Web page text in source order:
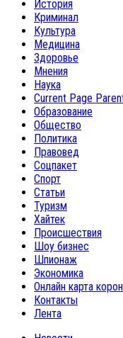
История
Криминал
Культура
Медицина
Здоровье
Мнения
Наука
Current Page
Образование
Общество
Политика
Правовед
Соцпакет
Спорт
Статьи
Туризм
Хайтек
Происшествия
Шоу бизнес
Шпионаж
Экономика
Онлайн карта
Контакты
Лента